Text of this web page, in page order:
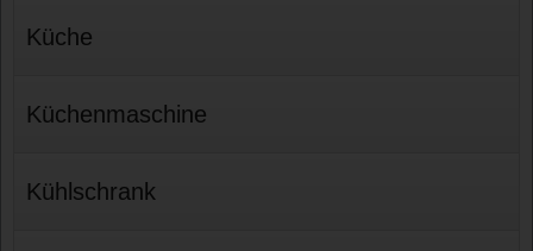
Küche
Küchenmaschine
Kühlschrank